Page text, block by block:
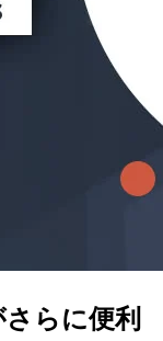
らに便利